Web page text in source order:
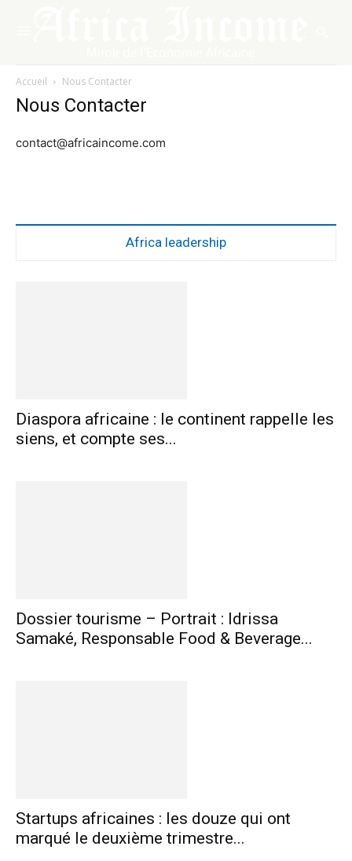
Accueil Nous Contacter
Nous Contacter
contact@africaincome.com
Africa leadership
Diaspora africaine : le continent rappelle les
siens, et compte ses...
Dossier tourisme – Portrait : Idrissa
Samaké, Responsable Food & Beverage...
Startups africaines : les douze qui ont
marqué le deuxième trimestre...